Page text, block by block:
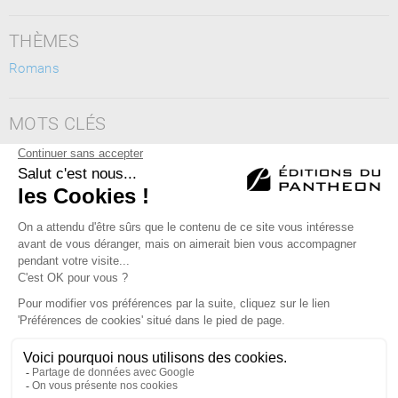
THÈMES
Romans
MOTS CLÉS
artisan boulanger, boulangerie, boulangerie artisanale, fournil,
levain, pain vivant, lien social, pétrissage, farine, savoir-faire,
pâton, viennoiseries
Éditions du Panthéon - 12, rue Antoine Bourdelle
75015 Paris
01 43 71 14 72
FAQ LIBRAIRIES MENTIONS LÉGALES